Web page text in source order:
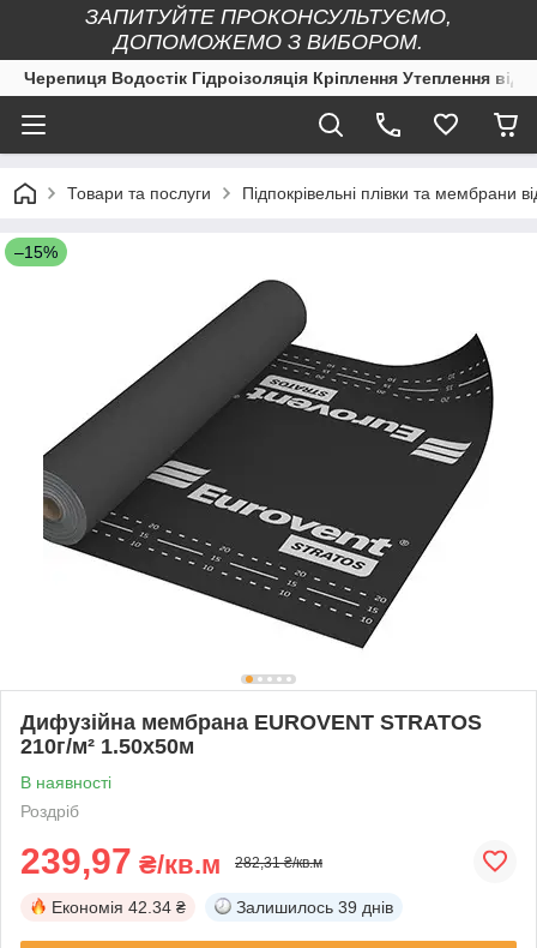
ЗАПИТУЙТЕ ПРОКОНСУЛЬТУЄМО,
ДОПОМОЖЕМО З ВИБОРОМ.
Черепиця Водостік Гідроізоляція Кріплення Утеплення
Товари та послуги Підпокрівельні плівки та мембрани
–15%
Дифузійна мембрана EUROVENT STRATOS
210г/м² 1.50х50м
В наявності
Роздріб
239,97 ₴/кв.м 282,31 ₴/кв.м
Економія 42.34 ₴ Залишилось 39 днів